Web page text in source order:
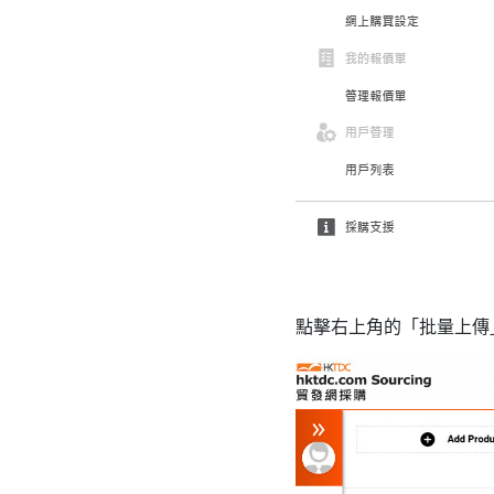
點擊右上角的 「批量上傳